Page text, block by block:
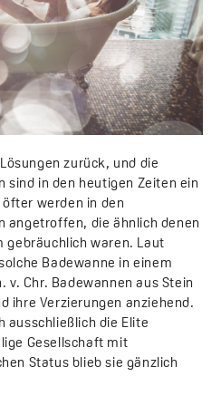
zurück, und die
sind in den heutigen Zeiten ein
werden in den
angetroffen, die ähnlich denen
gebräuchlich waren. Laut
Badewanne in einem
v. Chr. Badewannen aus Stein
ihre Verzierungen anziehend.
ausschließlich die Elite
Gesellschaft mit
Status blieb sie gänzlich